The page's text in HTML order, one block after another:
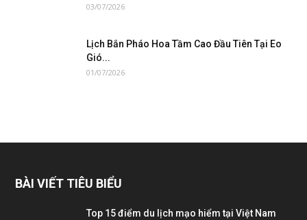
03/07/2026
Lịch Bắn Pháo Hoa Tầm Cao Đầu Tiên Tại Eo
Gió...
01/07/2026
BÀI VIẾT TIÊU BIỂU
Top 15 điểm du lịch mạo hiểm tại Việt Nam